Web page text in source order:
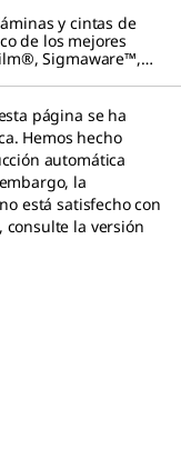
y cintas de
de los mejores
Sigmaware™,
página se ha
Hemos hecho
automática
la
está satisfecho con
la versión